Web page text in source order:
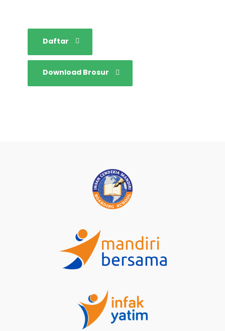
Daftar
Download Brosur